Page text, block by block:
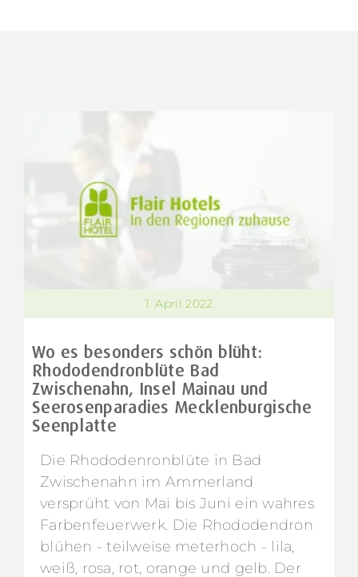
1. April 2022
Wo es besonders schön blüht:
Rhododendronblüte Bad
Zwischenahn, Insel Mainau und
Seerosenparadies Mecklenburgische
Seenplatte
Die Rhododenronblüte in Bad
Zwischenahn im Ammerland
versprüht von Mai bis Juni ein wahres
Farbenfeuerwerk. Die Rhododendron
blühen - teilweise meterhoch - lila,
weiß, rosa, rot, orange und gelb. Der